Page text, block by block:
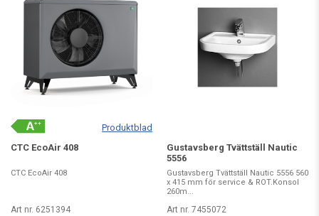
Produktblad
CTC EcoAir 408
CTC EcoAir 408
Art nr. 6251394
Gustavsberg Tvättställ Nautic
5556
Gustavsberg Tvättställ Nautic 5556 560
x 415 mm för service & ROT.Konsol
260m...
Art nr. 7455072